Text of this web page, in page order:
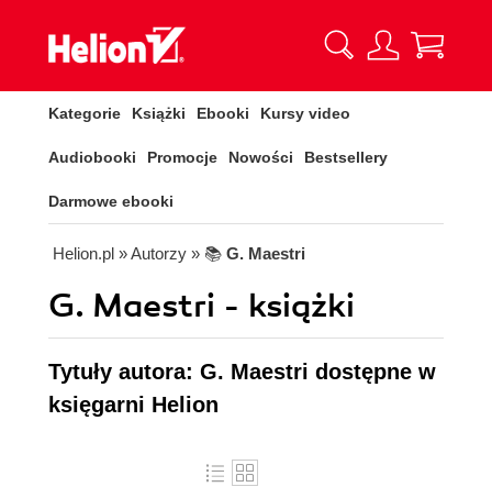
Kategorie Książki Ebooki Kursy video
Audiobooki Promocje Nowości Bestsellery
Darmowe ebooki
Helion.pl » Autorzy » 📚 G. Maestri
G. Maestri - książki
Tytuły autora: G. Maestri dostępne w
księgarni Helion